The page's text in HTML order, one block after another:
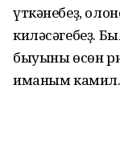
үткәнебеҙ,
киләсәгебеҙ.
быуыны өсөн
иманым камил.